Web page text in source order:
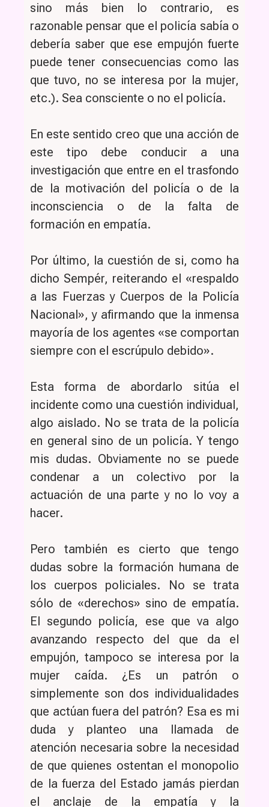
sino más bien lo contrario, es
razonable pensar que el policía sabía o
debería saber que ese empujón fuerte
puede tener consecuencias como las
que tuvo, no se interesa por la mujer,
etc.). Sea consciente o no el policía.
En este sentido creo que una acción de
este tipo debe conducir a una
investigación que entre en el trasfondo
de la motivación del policía o de la
inconsciencia o de la falta de
formación en empatía.
Por último, la cuestión de si, como ha
dicho Sempér, reiterando el «respaldo
a las Fuerzas y Cuerpos de la Policía
Nacional», y afirmando que la inmensa
mayoría de los agentes «se comportan
siempre con el escrúpulo debido».
Esta forma de abordarlo sitúa el
incidente como una cuestión individual,
algo aislado. No se trata de la policía
en general sino de un policía. Y tengo
mis dudas. Obviamente no se puede
condenar a un colectivo por la
actuación de una parte y no lo voy a
hacer.
Pero también es cierto que tengo
dudas sobre la formación humana de
los cuerpos policiales. No se trata
sólo de «derechos» sino de empatía.
El segundo policía, ese que va algo
avanzando respecto del que da el
empujón, tampoco se interesa por la
mujer caída. ¿Es un patrón o
simplemente son dos individualidades
que actúan fuera del patrón? Esa es mi
duda y planteo una llamada de
atención necesaria sobre la necesidad
de que quienes ostentan el monopolio
de la fuerza del Estado jamás pierdan
el anclaje de la empatía y la